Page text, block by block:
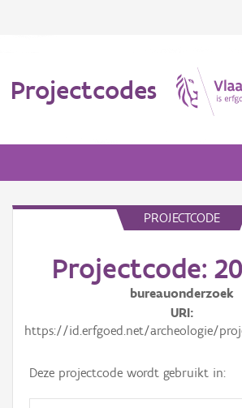
Projectcodes
PROJECTCODE
Projectcode:
bureauonderzoek
URI
https://id.erfgoed.net/archeologie/
Deze projectcode wordt gebruikt in: